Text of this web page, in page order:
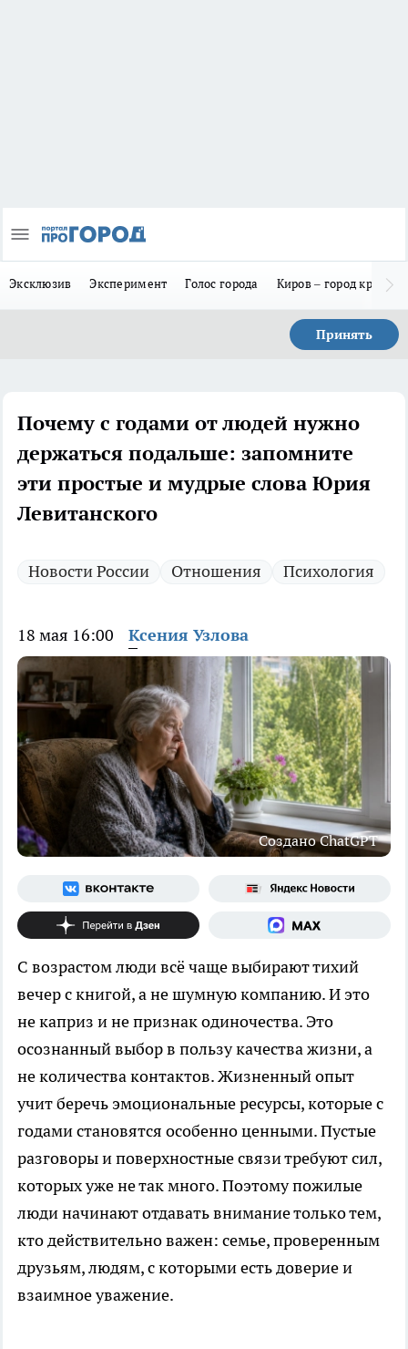
Эксклюзив Эксперимент Голос города Киров – город
Принять
Почему с годами от людей нужно
держаться подальше: запомните
эти простые и мудрые слова Юрия
Левитанского
Новости России Отношения Психология
18 мая 16:00 Ксения Узлова
Создано ChatGPT
С возрастом люди всё чаще выбирают тихий
вечер с книгой, а не шумную компанию. И это
не каприз и не признак одиночества. Это
осознанный выбор в пользу качества жизни, а
не количества контактов. Жизненный опыт
учит беречь эмоциональные ресурсы, которые с
годами становятся особенно ценными. Пустые
разговоры и поверхностные связи требуют сил,
которых уже не так много. Поэтому пожилые
люди начинают отдавать внимание только тем,
кто действительно важен: семье, проверенным
друзьям, людям, с которыми есть доверие и
взаимное уважение.